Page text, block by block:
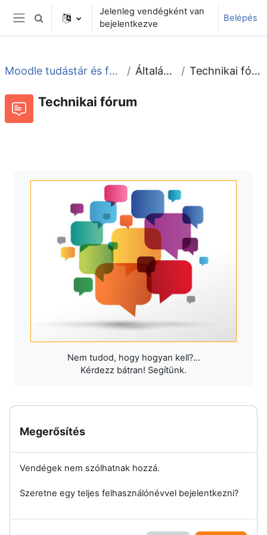
Tovább a fő tartalomhoz
Oldalpanel
Keresési bemeneti adatok váltása
Jelenleg vendégként van
bejelentkezve
Belépés
Moodle tudástár és fórum Általános Technikai fórum
Technikai fórum
Nem tudod, hogy hogyan kell?...
Kérdezz bátran! Segítünk.
Megerősítés
Vendégek nem szólhatnak hozzá.
Szeretne egy teljes felhasználónévvel bejelentkezni?